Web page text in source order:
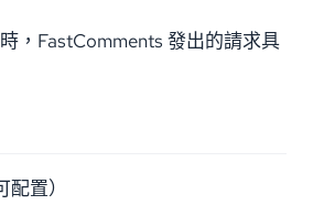
，FastComments 發出的請求具
置）